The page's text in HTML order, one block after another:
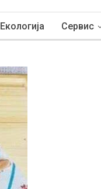
Екологија Сервис